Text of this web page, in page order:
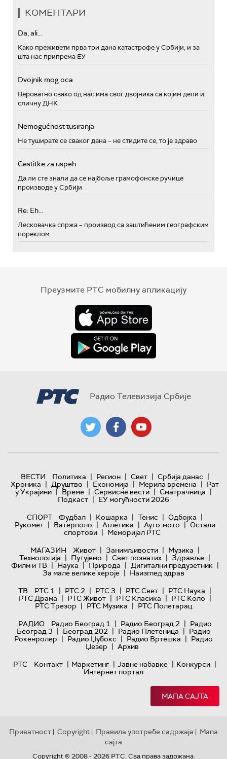
КОМЕНТАРИ
Da, ali...
Како преживети прва три дана катастрофе у Србији, и за
шта нас припрема ЕУ
Dvojnik mog oca
Вероватно свако од нас има свог двојника са којим дели и
сличну ДНК
Nemogućnost tusiranja
Не туширате се сваког дана – не стидите се, то је здраво
Cestitke za uspeh
Да ли сте знали да се најбоље грамофонске ручице
производе у Србији
Re: Eh...
Лесковачка спржа – производ са заштићеним географским
пореклом
Преузмите РТС мобилну апликацију
Радио Телевизија Србије
ВЕСТИ Политика | Регион | Свет | Србија данас |
Хроника | Друштво | Економија | Мерила времена | Рат
у Украјини | Време | Сервисне вести | Сматрачница |
Подкаст | ЕУ могућности 2026
СПОРТ
Фудбал | Кошарка | Тенис | Одбојка |
Рукомет | Ватерполо | Атлетика | Ауто-мото | Остали
спортови | Меморијал РТС
МАГАЗИН
Живот | Занимљивости | Музика |
Технологијa | Путујемо | Свет познатих | Здравље |
Филм и ТВ | Наука | Природа | Дигитални предузетник |
За мале велике хероје | Наизглед здрав
ТВ
РТС 1 | РТС 2 | РТС 3 | РТС Свет | РТС Наука |
РТС Драма | РТС Живот | РТС Класика | РТС Коло |
РТС Трезор | РТС Музика | РТС Полетарац
РАДИО
Радио Београд 1 | Радио Београд 2 | Радио
Београд 3 | Београд 202 | Радио Плетеница | Радио
Рокенролер | Радио Џубокс | Радио Вртешка | Радио
Џезер | Архив
РТС
Контакт | Маркетинг | Јавне набавке | Конкурси |
Интернет портал
МАПА САЈТА
Приватност | Copyright | Правила употребе садржаја | Мапа
сајта
Copyright © 2008 - 2026 РТС. Сва права задржана.